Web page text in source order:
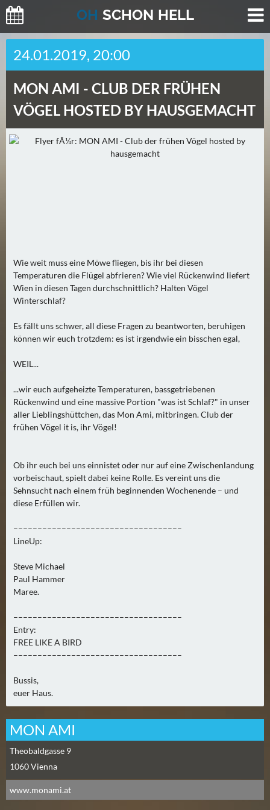
OH SCHON HELL
H
E
T
E
(
2
(
0
)
U
E
E
M
O
R
N
(
0
N
C
H
S
E
R
F
E
I
A
G
(
0
)
24.01.2019, 20:00
MON AMI - CLUB DER FRÜHEN
VÖGEL HOSTED BY HAUSGEMACHT
Wie weit muss eine Möwe fliegen, bis ihr bei diesen
Temperaturen die Flügel abfrieren? Wie viel Rückenwind liefert
Wien in diesen Tagen durchschnittlich? Halten Vögel
Winterschlaf?
Es fällt uns schwer, all diese Fragen zu beantworten, beruhigen
können wir euch trotzdem: es ist irgendwie ein bisschen egal,
WEIL...
...wir euch aufgeheizte Temperaturen, bassgetriebenen
Rückenwind und eine massive Portion "was ist Schlaf?" in unser
aller Lieblingshüttchen, das Mon Ami, mitbringen. Club der
frühen Vögel it is, ihr Vögel!
Ob ihr euch bei uns einnistet oder nur auf eine Zwischenlandung
vorbeischaut, spielt dabei keine Rolle. Es vereint uns die
Sehnsucht nach einem früh beginnenden Wochenende – und
diese Erfüllen wir.
–––––––––––––––––––––––––––––––––––
LineUp:
Steve Michael
Paul Hammer
Maree.
–––––––––––––––––––––––––––––––––––
Entry:
FREE LIKE A BIRD
–––––––––––––––––––––––––––––––––––
Bussis,
euer Haus.
MON AMI
Theobaldgasse 9
1060Vienna
www.monami.at